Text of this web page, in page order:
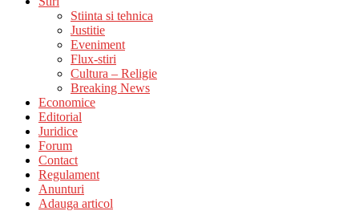
Stiinta si tehnica
Justitie
Eveniment
Flux-stiri
Cultura – Religie
Breaking News
Economice
Editorial
Juridice
Forum
Contact
Regulament
Anunturi
Adauga articol